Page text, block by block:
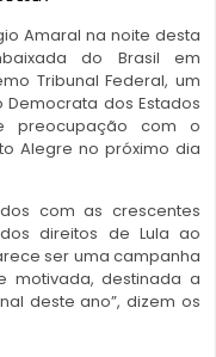
Amaral na noite desta
do Brasil em
Tribunal Federal, um
dos Estados
preocupação com o
Alegre no próximo dia
com as crescentes
direitos de Lula ao
ser uma campanha
motivada, destinada a
deste ano”, dizem os